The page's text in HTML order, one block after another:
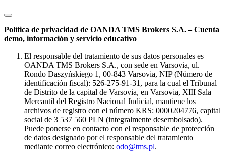
Política de privacidad de OANDA TMS Brokers S.A. – Cuenta
demo, información y servicio educativo
El responsable del tratamiento de sus datos personales es
OANDA TMS Brokers S.A., con sede en Varsovia, ul.
Rondo Daszyńskiego 1, 00-843 Varsovia, NIP (Número de
identificación fiscal): 526-275-91-31, para la cual el Tribunal
de Distrito de la capital de Varsovia, en Varsovia, XIII Sala
Mercantil del Registro Nacional Judicial, mantiene los
archivos de registro con el número KRS: 0000204776, capital
social de 3 537 560 PLN (integralmente desembolsado).
Puede ponerse en contacto con el responsable de protección
de datos designado por el responsable del tratamiento
mediante correo electrónico: odo@tms.pl.